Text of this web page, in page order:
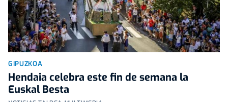
GIPUZKOA
Hendaia celebra este fin de semana la
Euskal Besta